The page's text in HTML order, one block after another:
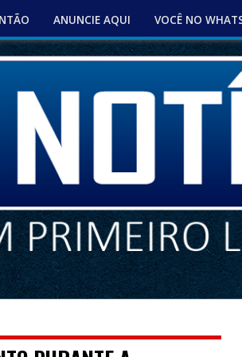
ANUNCIE AQUI VOCÊ NO